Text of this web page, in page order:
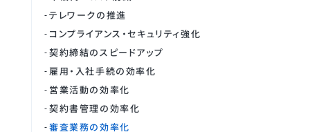
テレワークの推進
コンプライアンス・セキュリティ強化
契約締結のスピードアップ
雇用・入社手続の効率化
営業活動の効率化
契約書管理の効率化
審査業務の効率化